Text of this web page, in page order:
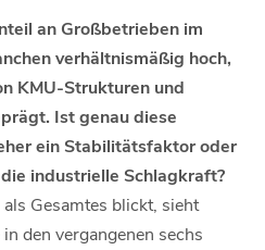
an Großbetrieben im
verhältnismäßig hoch,
KMU-Strukturen und
Ist genau diese
ein Stabilitätsfaktor oder
industrielle Schlagkraft?
Gesamtes blickt, sieht
den vergangenen sechs